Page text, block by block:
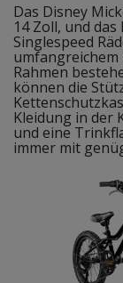
Das Disney
14 Zoll, und
Singlespeed
umfangreichem
Rahmen
können die
Kleidung in der
und eine
immer mit